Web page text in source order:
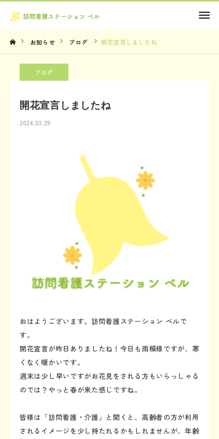
お知らせ ブログ 開花宣言しましたね
ブログ
開花宣言しましたね
2024.03.29
おはようございます。訪問看護ステーション ベルで
す。
開花宣言が昨日ありましたね！今日も雨模様ですが、寒
くなく暖かいです。
週末は少し早いですがお花見をされる方もいらっしゃる
のでは？やっと春が来た感じですね。
皆様は「訪問看護・介護」と聞くと、高齢者の方が利用
されるイメージを少し持たれるかもしれませんが、年齢
お問い合わせ
TOP